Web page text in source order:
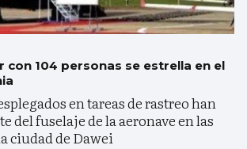
con 104 personas se estrella en el
en tareas de rastreo han
del fuselaje de la aeronave en las
ciudad de Dawei